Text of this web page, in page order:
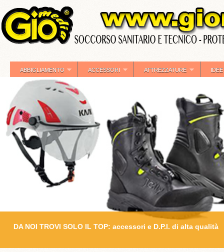
ABBIGLIAMENTO
ACCESSORI
ATTREZZATURE
DA NOI TROVI SOLO IL TOP: accessori e D.P.I. di alta qualità